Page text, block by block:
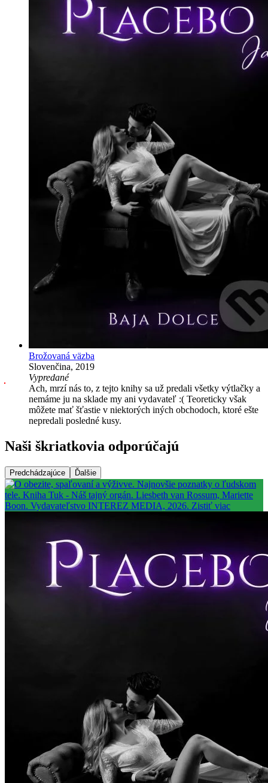
Brožovaná väzba
Slovenčina, 2019
Vypredané
Ach, mrzí nás to, z tejto knihy sa už predali všetky výtlačky a
nemáme ju na sklade my ani vydavateľ :( Teoreticky však
môžete mať šťastie v niektorých iných obchodoch, ktoré ešte
nepredali posledné kusy.
Naši škriatkovia odporúčajú
Predchádzajúce Ďalšie